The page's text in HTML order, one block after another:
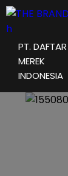
PT. DAFTAR
MEREK
INDONESIA